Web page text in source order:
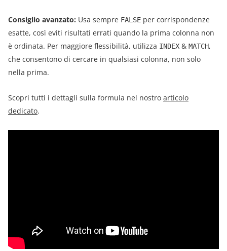
Consiglio avanzato: Usa sempre FALSE per corrispondenze
esatte, così eviti risultati errati quando la prima colonna non
è ordinata. Per maggiore flessibilità, utilizza INDEX & MATCH,
che consentono di cercare in qualsiasi colonna, non solo
nella prima.
Scopri tutti i dettagli sulla formula nel nostro articolo
dedicato.